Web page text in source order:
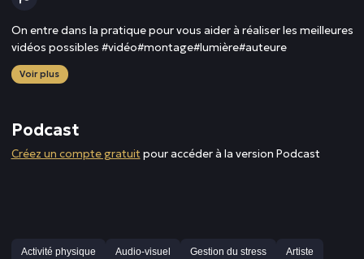
On entre dans la pratique pour vous aider à réaliser les meilleures
vidéos possibles #vidéo#montage#lumière#auteure
Voir plus
Podcast
Créez un compte gratuit pour accéder à la version Podcast
Activité physique Audio-visuel Gestion du stress Artiste